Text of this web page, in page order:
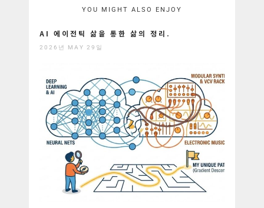
YOU MIGHT ALSO ENJOY
AI 에이전틱 삶을 통한 삶의 정리.
2026년 MAY 29일